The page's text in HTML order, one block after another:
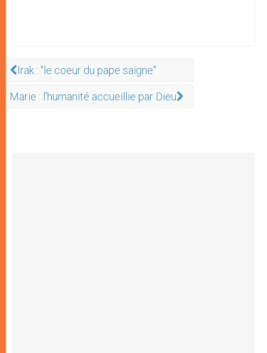
Irak : "le coeur du pape saigne"
Marie : l'humanité accueillie par Dieu